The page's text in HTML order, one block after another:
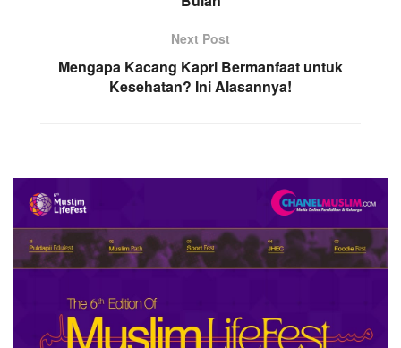
Next Post
Mengapa Kacang Kapri Bermanfaat untuk
Kesehatan? Ini Alasannya!